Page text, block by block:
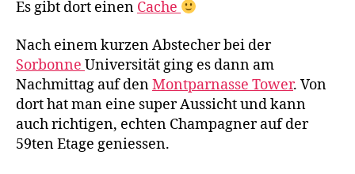
Es gibt dort einen Cache
Nach einem kurzen Abstecher bei der
Sorbonne Universität ging es dann am
Nachmittag auf denMontparnasse Tower. Von
dort hat man eine super Aussicht und kann
auch richtigen, echten Champagner auf der
59ten Etage geniessen.